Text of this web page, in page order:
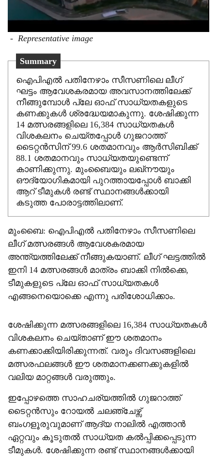
- Representative image
Summary
ഐപിഎൽ പതിനേഴാം സീസണിലെ ലീഗ്
ഘട്ടം ആവേശകരമായ അവസാനത്തിലേക്ക്
നീങ്ങുമ്പോൾ പ്ലേ ഓഫ് സാധ്യതകളുടെ
കണക്കുകൾ ശ്രദ്ധേയമാകുന്നു. ശേഷിക്കുന്ന
14 മത്സരങ്ങളിലെ 16,384 സാധ്യതകൾ
വിശകലനം ചെയ്തപ്പോൾ ഗുജറാത്ത്
ടൈറ്റൻസിന് 99.6 ശതമാനവും ആർസിബിക്ക്
88.1 ശതമാനവും സാധ്യതയുണ്ടെന്ന്
കാണിക്കുന്നു. മുംബൈയും ലഖ്നൗയും
ഔദ്യോഗികമായി പുറത്തായപ്പോൾ ബാക്കി
ആറ് ടീമുകൾ രണ്ട് സ്ഥാനങ്ങൾക്കായി
കടുത്ത പോരാട്ടത്തിലാണ്.
മുംബൈ: ഐപിഎൽ പതിനേഴാം സീസണിലെ
ലീഗ് മത്സരങ്ങൾ ആവേശകരമായ
അന്ത്യത്തിലേക്ക് നീങ്ങുകയാണ്. ലീഗ് ഘട്ടത്തിൽ
ഇനി 14 മത്സരങ്ങൾ മാത്രം ബാക്കി നിൽക്കെ,
ടീമുകളുടെ പ്ലേ ഓഫ് സാധ്യതകൾ
എങ്ങനെയൊക്കെ എന്നു പരിശോധിക്കാം.
ശേഷിക്കുന്ന മത്സരങ്ങളിലെ 16,384 സാധ്യതകൾ
വിശകലനം ചെയ്താണ് ഈ ശതമാനം
കണക്കാക്കിയിരിക്കുന്നത്. വരും ദിവസങ്ങളിലെ
മത്സരഫലങ്ങൾ ഈ ശതമാനക്കണക്കുകളിൽ
വലിയ മാറ്റങ്ങൾ വരുത്തും.
ഇപ്പോഴത്തെ സാഹചര്യത്തിൽ ഗുജറാത്ത്
ടൈറ്റൻസും റോയൽ ചലഞ്ചേഴ്സ്
ബംഗളൂരുവുമാണ് ആദ്യ നാലിൽ എത്താൻ
ഏറ്റവും കൂടുതൽ സാധ്യത കൽപ്പിക്കപ്പെടുന്ന
ടീമുകൾ. ശേഷിക്കുന്ന രണ്ട് സ്ഥാനങ്ങൾക്കായി